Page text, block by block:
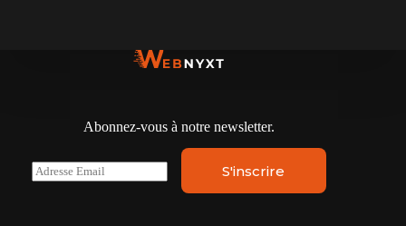
Abonnez-vous à notre newsletter.
E
m
S'inscrire